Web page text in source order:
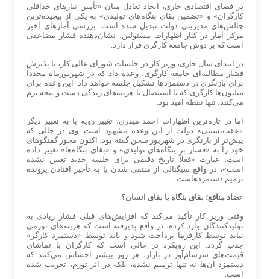
در فضای اقتصادی جاری، ایجاد تعادل میان «تأمین نیازهای حداقلی
کارگران» و «تضمین بقای بنگاه‌های تولیدی» به یکی از پیچیده‌ترین
چالش‌های مدیریتی دولت تبدیل شده است. بررسی آمارهای اخیر
مرکز آمار در کنار اظهارات مسئولین، نشان‌دهنده فشار مضاعفی
است که بر دوش جامعه کارگری قرار دارد.
در ابتدای سال جاری، وزیر کار در جلسات شورای عالی کار، با پذیرش
فشار مطالبه‌ای جامعه کارگری، وعده داد که در شهریورماه مجدداً
برای بازنگری در دستمزدها تشکیل جلسه خواهد داد. این وعده برای
میلیون‌ها کارگری که با استیصال با هزینه‌های زندگی دست و پنجه نرم
می‌کنند، تنها نقطه امید بود.
اما در تازه‌ترین اظهارات احمد میدری، تغییر رویه یا به تعبیر دیگر
«عقب‌نشینی» دولت از این وعده مشهود است. وی در حالی که
پیش‌تر از بازنگری در شهریور سخن گفته بود، اکنون محور گفتگوهای
خود را به «فشار بر بنگاه‌های تولیدی» و «بقای بنگاه‌ها» تغییر داده
است. عبارت «فعلاً تاریخ دقیقی برای جلسه جدید تعیین نشده
است»، در واقع سیگنالی از منتفی شدن یا به تأخیر افتادن پرونده
ترمیم دستمزدهاست.
تضاد منافع؛ بقای بنگاه یا بقای انسان؟
وقتی وزیر کار تأکید می‌کند که افزایش‌های قبلی فشار زیادی به
تولیدکنندگان وارد کرده، در واقع پذیرفته است که هزینه‌های تورمی
نباید توسط کارفرما پرداخت شود و باید توسط «دستمزد کارگر»
جذب گردد. این رویکرد در حالی است که کارگران با تماشای
قیمت‌های سرسام‌آور در بازار، هر روز بیشتر احساس می‌کنند که
دستمزد آن‌ها نه تنها ترمیم نشده، بلکه در اثر تورم، تخریب شده
است.